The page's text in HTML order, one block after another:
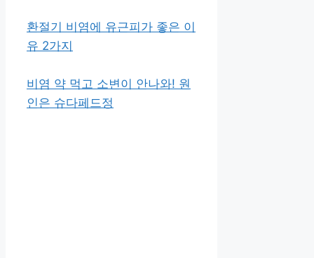
환절기 비염에 유근피가 좋은 이
유 2가지
비염 약 먹고 소변이 안나와! 원
인은 슈다페드정